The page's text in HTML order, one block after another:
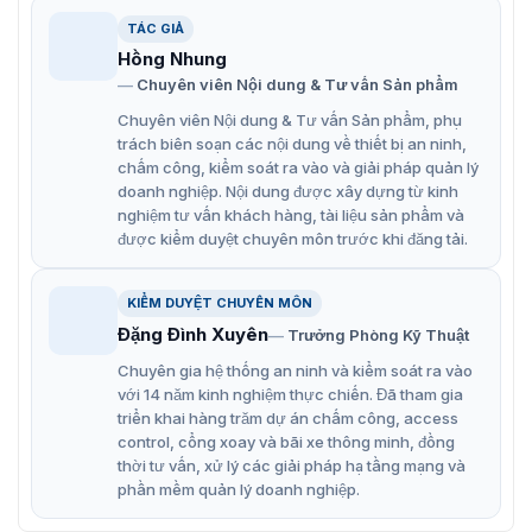
Ngoài ra, các tính năng chính khác của camera DS-
2CD2955FWD-I có thể kể đến như:
Hình ảnh chất lượng cao với độ phân giải 5 MP
Chế độ xem mắt cá 180°
Tầm nhìn hồng ngoại xa lên tới 8m
Hình ảnh rõ ràng trước ánh sáng ngược mạnh nhờ
công nghệ WDR thực 120 dB.
Phát hiện chuyển động, phân tích động, cảnh báo giả
mạo video, ngoại lệ (ngắt kết nối mạng, xung đột địa
chỉ IP, đăng nhập bất hợp pháp, ổ cứng đầy, lỗi ổ
cứng),…
TÁC GIẢ
Hồng Nhung
Chuyên viên Nội dung & Tư vấn Sản phẩm
Chuyên viên Nội dung & Tư vấn Sản phẩm, phụ
trách biên soạn các nội dung về thiết bị an ninh,
chấm công, kiểm soát ra vào và giải pháp quản lý
doanh nghiệp. Nội dung được xây dựng từ kinh
nghiệm tư vấn khách hàng, tài liệu sản phẩm và
được kiểm duyệt chuyên môn trước khi đăng tải.
KIỂM DUYỆT CHUYÊN MÔN
Đặng Đình Xuyên
Trưởng Phòng Kỹ Thuật
Chuyên gia hệ thống an ninh và kiểm soát ra vào
với 14 năm kinh nghiệm thực chiến. Đã tham gia
triển khai hàng trăm dự án chấm công, access
control, cổng xoay và bãi xe thông minh, đồng
thời tư vấn, xử lý các giải pháp hạ tầng mạng và
phần mềm quản lý doanh nghiệp.